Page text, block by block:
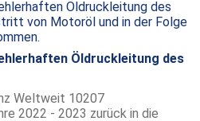
Öldruckleitung des
Weltweit 10207
2022 - 2023 zurück in die